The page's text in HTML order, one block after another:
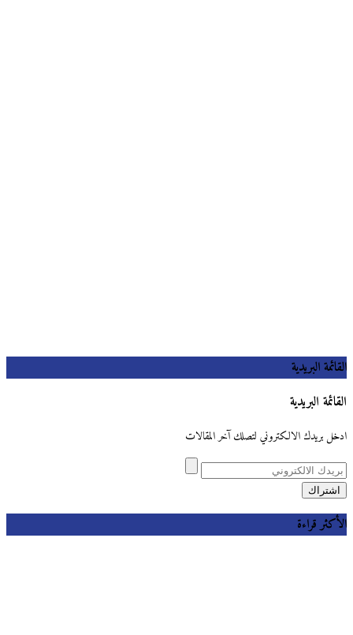
القائمة البريدية
القائمة البريدية
ادخل بريدك الالكتروني لتصلك آخر المقالات
الأكثر قراءة